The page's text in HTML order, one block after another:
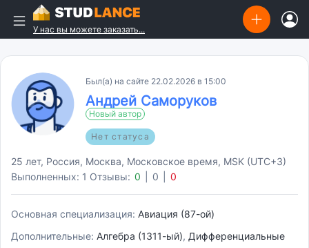
У нас вы можете заказать...
Был(а) на сайте 22.02.2026 в 15:00
Андрей Саморуков
Новый автор
Нет статуса
25 лет, Россия, Москва, Московское время, MSK (UTC+3)
Выполненных: 1 Отзывы: 0 0 0
Основная специализация: Авиация (87-ой)
Дополнительные: Алгебра (1311-ый), Дифференциальные